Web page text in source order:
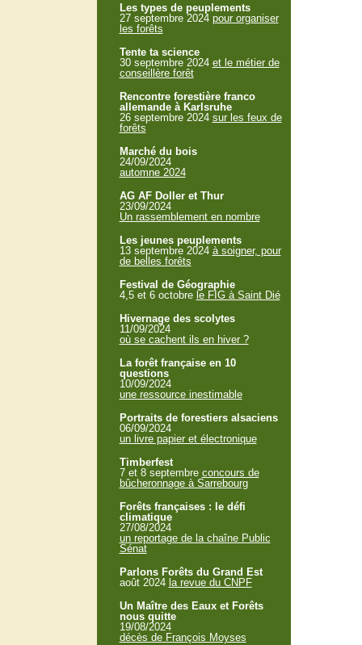
Les types de peuplements
27 septembre 2024 pour organiser
les forêts
Tente ta science
30 septembre 2024 et le métier de
conseillère forêt
Rencontre forestière franco
allemande à Karlsruhe
26 septembre 2024 sur les feux de
forêts
Marché du bois
24/09/2024
automne 2024
AG AF Doller et Thur
23/09/2024
Un rassemblement en nombre
Les jeunes peuplements
13 septembre 2024 à soigner, pour
de belles forêts
Festival de Géographie
4,5 et 6 octobre le FIG à Saint Dié
Hivernage des scolytes
11/09/2024
où se cachent ils en hiver ?
La forêt française en 10
questions
10/09/2024
une ressource inestimable
Portraits de forestiers alsaciens
06/09/2024
un livre papier et électronique
Timberfest
7 et 8 septembre concours de
bûcheronnage à Sarrebourg
Forêts françaises : le défi
climatique
27/08/2024
un reportage de la chaîne Public
Sénat
Parlons Forêts du Grand Est
août 2024 la revue du CNPF
Un Maître des Eaux et Forêts
nous quitte
19/08/2024
décès de François Moyses